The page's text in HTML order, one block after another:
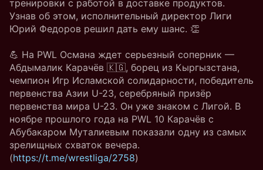
тренировки с работой в доставке продуктов.
Узнав об этом, исполнительный директор Лиги
Юрий Федоров решил дать ему шанс. 👏
💪 На PWL Османа ждет серьезный соперник —
Абдымалик Карачёв 🇰🇬, борец из Кыргызстана,
чемпион Игр Исламской солидарности, победитель
первенства Азии U-23, серебряный призёр
первенства мира U-23. Он уже знаком с Лигой. В
ноябре прошлого года на PWL 10 Карачёв с
Абубакаром Муталиевым показали одну из самых
зрелищных схваток вечера.
(https://t.me/wrestliga/2758)